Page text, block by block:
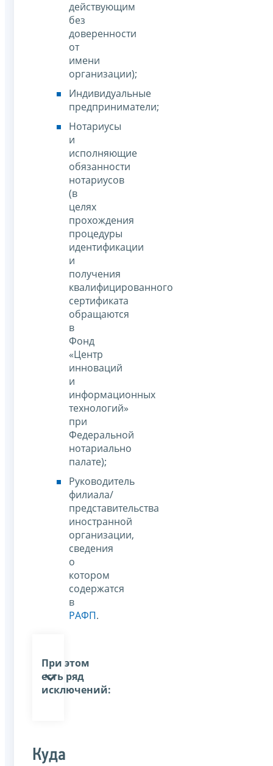
действующим
без
доверенности
от
имени
организации);
Индивидуальные
предприниматели;
Нотариусы
и
исполняющие
обязанности
нотариусов
(в
целях
прохождения
процедуры
идентификации
и
получения
квалифицированного
сертификата
обращаются
в
Фонд
«Центр
инноваций
и
информационных
технологий»
при
Федеральной
нотариально
палате);
Руководитель
филиала/
представительства
иностранной
организации,
сведения
о
котором
содержатся
в
РАФП.
При этом
есть ряд
исключений:
Куда